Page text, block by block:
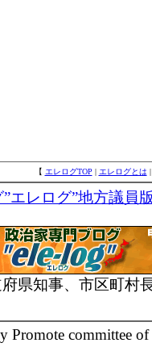
【 エレログTOP | エレログとは
エレログ”地方議員
県知事、市区町村
Promote committee